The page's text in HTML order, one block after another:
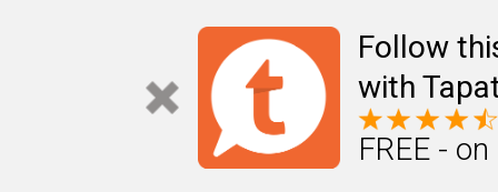
Follow
with
FREE -